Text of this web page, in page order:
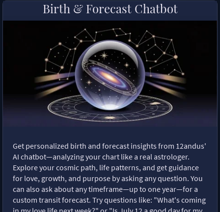
Birth & Forecast Chatbot
Get personalized birth and forecast insights from 12andus'
AI chatbot—analyzing your chart like a real astrologer.
Explore your cosmic path, life patterns, and get guidance
for love, growth, and purpose by asking any question. You
can also ask about any timeframe—up to one year—for a
custom transit forecast. Try questions like: "What's coming